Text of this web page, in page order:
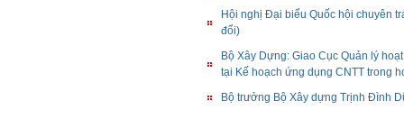
Hội nghị Đại biểu Quốc hội chuyên
đổi)
Bộ Xây Dựng: Giao Cục Quản lý
tại Kế hoạch ứng dụng CNTT trong
Bộ trưởng Bộ Xây dựng Trịnh Đình